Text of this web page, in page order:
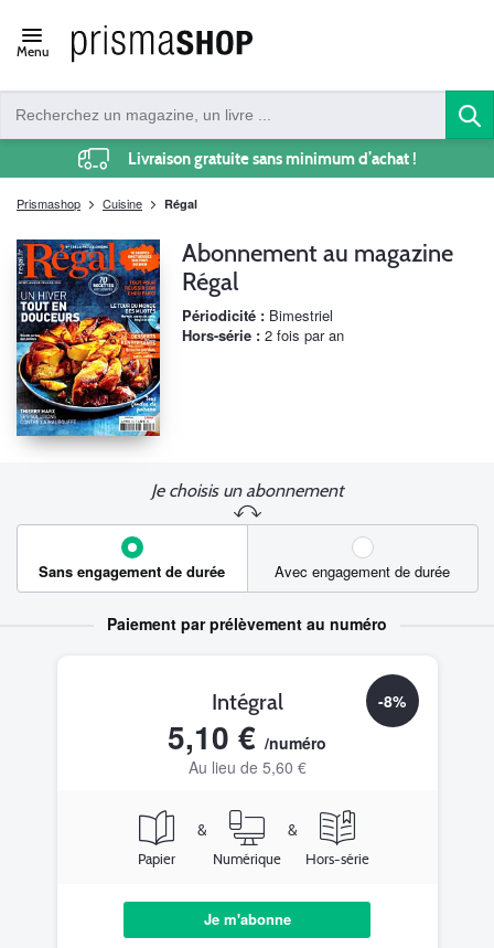
Open/close
navigation
Menu
Livraison gratuite sans minimum d’achat !
Prismashop Cuisine Régal
Abonnement au magazine
Régal
Périodicité : Bimestriel
Hors-série : 2 fois par an
Je choisis un abonnement
Sans engagement de durée Avec engagement de durée
Paiement par prélèvement au numéro
-8%
Intégral
5,10 € /numéro
Au lieu de 5,60 €
Papier
&
Numérique
&
Hors-série
Je m'abonne